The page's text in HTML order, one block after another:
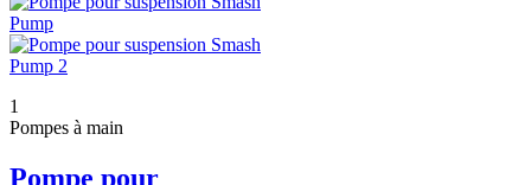
1
Pompes à main
Pompe pour